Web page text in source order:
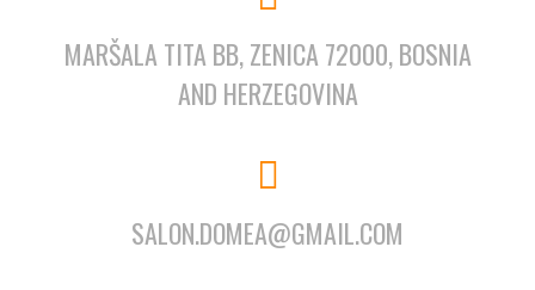
MARŠALA TITA BB, ZENICA 72000, BOSNIA
AND HERZEGOVINA
SALON.DOMEA@GMAIL.COM